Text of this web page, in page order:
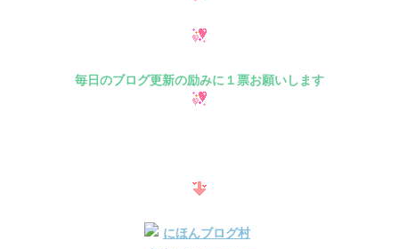
毎日のブログ更新の励みに１票お願いします